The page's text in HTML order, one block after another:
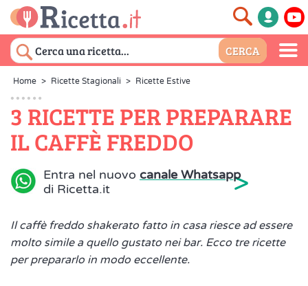
Home > Ricette Stagionali > Ricette Estive
3 RICETTE PER PREPARARE
IL CAFFÈ FREDDO
Entra nel nuovo canale Whatsapp
di Ricetta.it
>
Il caffè freddo shakerato fatto in casa riesce ad essere
molto simile a quello gustato nei bar. Ecco tre ricette
per prepararlo in modo eccellente.